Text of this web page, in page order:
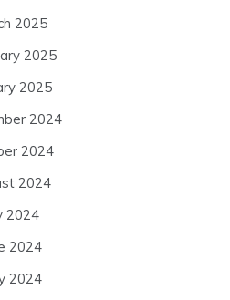
2025
2025
2025
2024
2024
2024
2024
2024
2024